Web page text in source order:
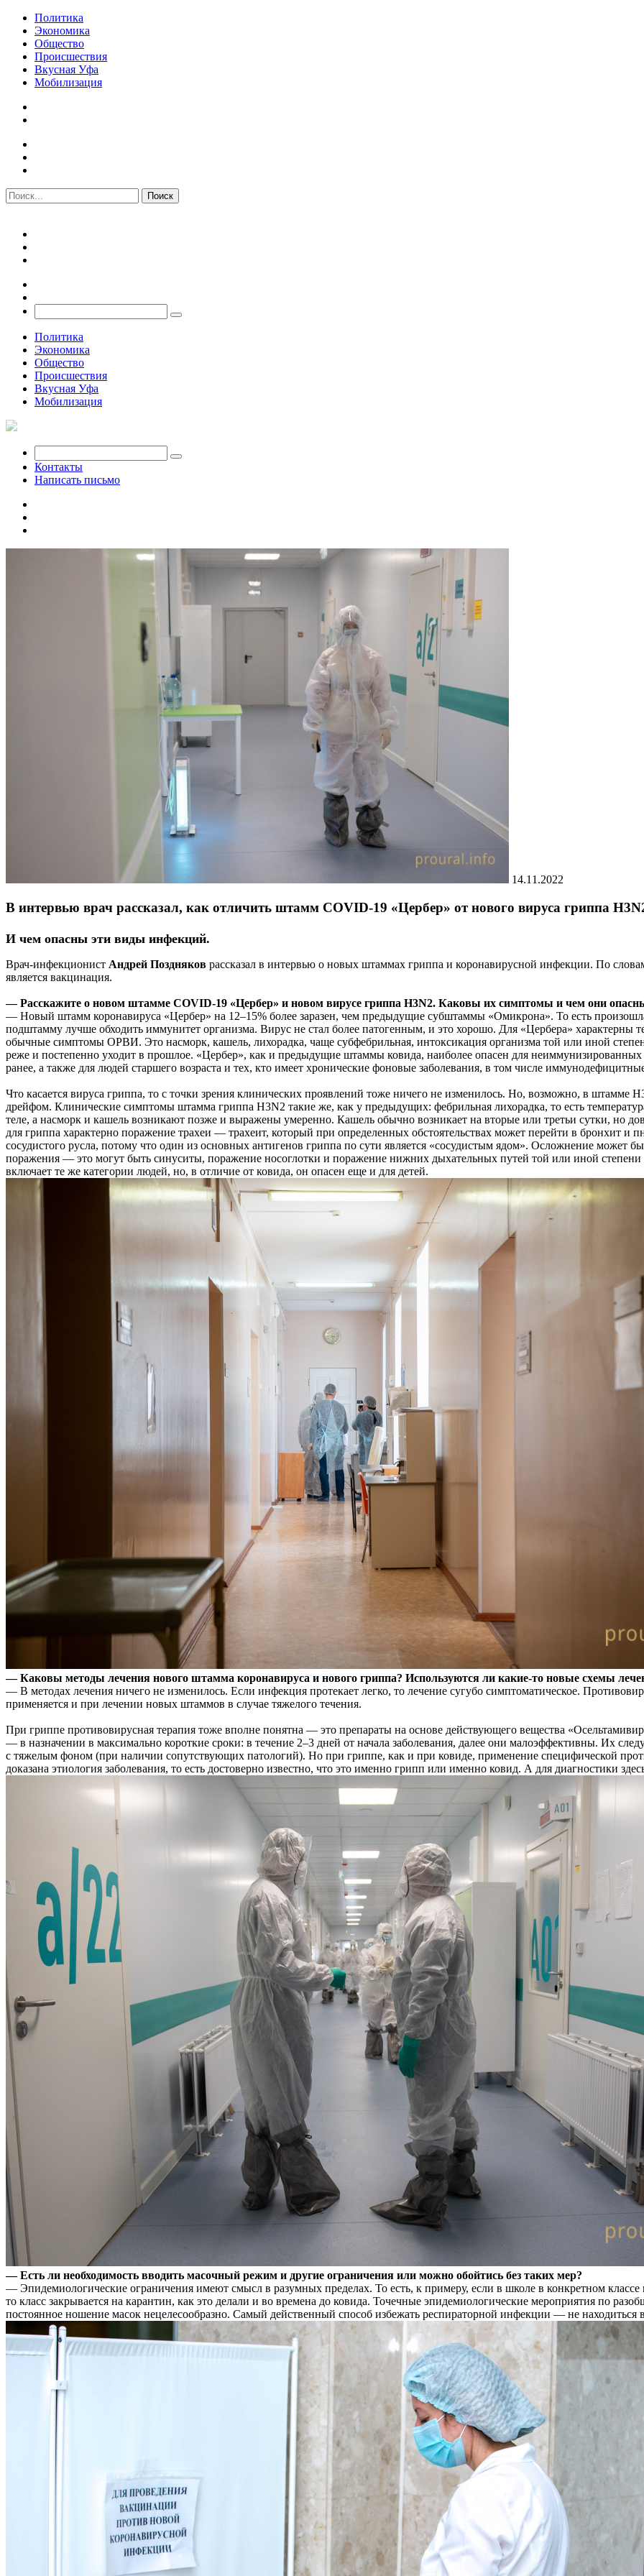
Политика
Экономика
Общество
Происшествия
Вкусная Уфа
Мобилизация
Политика
Экономика
Общество
Происшествия
Вкусная Уфа
Мобилизация
Контакты
Написать письмо
14.11.2022
В интервью врач рассказал, как отличить штамм COVID-19 «Цербер» от нового вируса гриппа
И чем опасны эти виды инфекций.
Врач-инфекционист Андрей Поздняков рассказал в интервью о новых штаммах гриппа и коронавирусной инфекции. По
является вакцинация.
— Расскажите о новом штамме COVID-19 «Цербер» и новом вирусе гриппа Н3N2. Каковы их симптомы и чем они
— Новый штамм коронавируса «Цербер» на 12–15% более заразен, чем предыдущие субштаммы «Омикрона». То есть
подштамму лучше обходить иммунитет организма. Вирус не стал более патогенным, и это хорошо. Для «Цербера»
обычные симптомы ОРВИ. Это насморк, кашель, лихорадка, чаще субфебрильная, интоксикация организма той или иной
реже и постепенно уходит в прошлое. «Цербер», как и предыдущие штаммы ковида, наиболее опасен для неиммунизированных
ранее, а также для людей старшего возраста и тех, кто имеет хронические фоновые заболевания, в том числе
Что касается вируса гриппа, то с точки зрения клинических проявлений тоже ничего не изменилось. Но, возможно, в штамме
дрейфом. Клинические симптомы штамма гриппа H3N2 такие же, как у предыдущих: фебрильная лихорадка, то есть
теле, а насморк и кашель возникают позже и выражены умеренно. Кашель обычно возникает на вторые или третьи сутки, но
для гриппа характерно поражение трахеи — трахеит, который при определенных обстоятельствах может перейти в бронхит и
сосудистого русла, потому что один из основных антигенов гриппа по сути является «сосудистым ядом». Осложнение может
поражения — это могут быть синуситы, поражение носоглотки и поражение нижних дыхательных путей той или иной
включает те же категории людей, но, в отличие от ковида, он опасен еще и для детей.
— Каковы методы лечения нового штамма коронавируса и нового гриппа? Используются ли какие-то новые схемы
— В методах лечения ничего не изменилось. Если инфекция протекает легко, то лечение сугубо симптоматическое.
применяется и при лечении новых штаммов в случае тяжелого течения.
При гриппе противовирусная терапия тоже вполне понятна — это препараты на основе действующего вещества
— в назначении в максимально короткие сроки: в течение 2–3 дней от начала заболевания, далее они малоэффективны. Их
с тяжелым фоном (при наличии сопутствующих патологий). Но при гриппе, как и при ковиде, применение специфической
доказана этиология заболевания, то есть достоверно известно, что это именно грипп или именно ковид. А для диагностики
— Есть ли необходимость вводить масочный режим и другие ограничения или можно обойтись без таких мер?
— Эпидемиологические ограничения имеют смысл в разумных пределах. То есть, к примеру, если в школе в конкретном классе
то класс закрывается на карантин, как это делали и во времена до ковида. Точечные эпидемиологические мероприятия по
постоянное ношение масок нецелесообразно. Самый действенный способ избежать респираторной инфекции — не находиться